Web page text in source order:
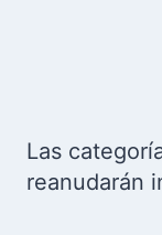
Las
reanudarán